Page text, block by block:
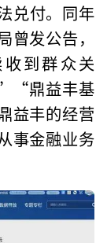
兑付。同年
发公告，
到群众关
鼎益丰基
益丰的经营
事金融业务